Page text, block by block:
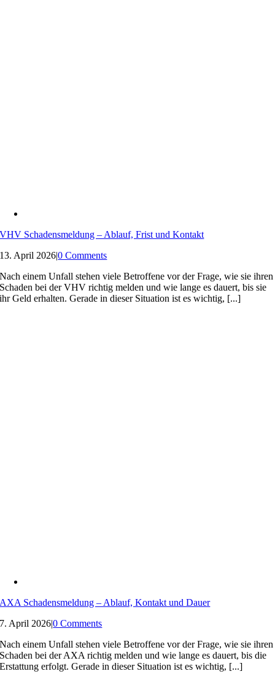
VHV Schadensmeldung – Ablauf, Frist und Kontakt
13. April 2026|0 Comments
Nach einem Unfall stehen viele Betroffene vor der Frage, wie sie ihren
Schaden bei der VHV richtig melden und wie lange es dauert, bis sie
ihr Geld erhalten. Gerade in dieser Situation ist es wichtig, [...]
AXA Schadensmeldung – Ablauf, Kontakt und Dauer
7. April 2026|0 Comments
Nach einem Unfall stehen viele Betroffene vor der Frage, wie sie ihren
Schaden bei der AXA richtig melden und wie lange es dauert, bis die
Erstattung erfolgt. Gerade in dieser Situation ist es wichtig, [...]